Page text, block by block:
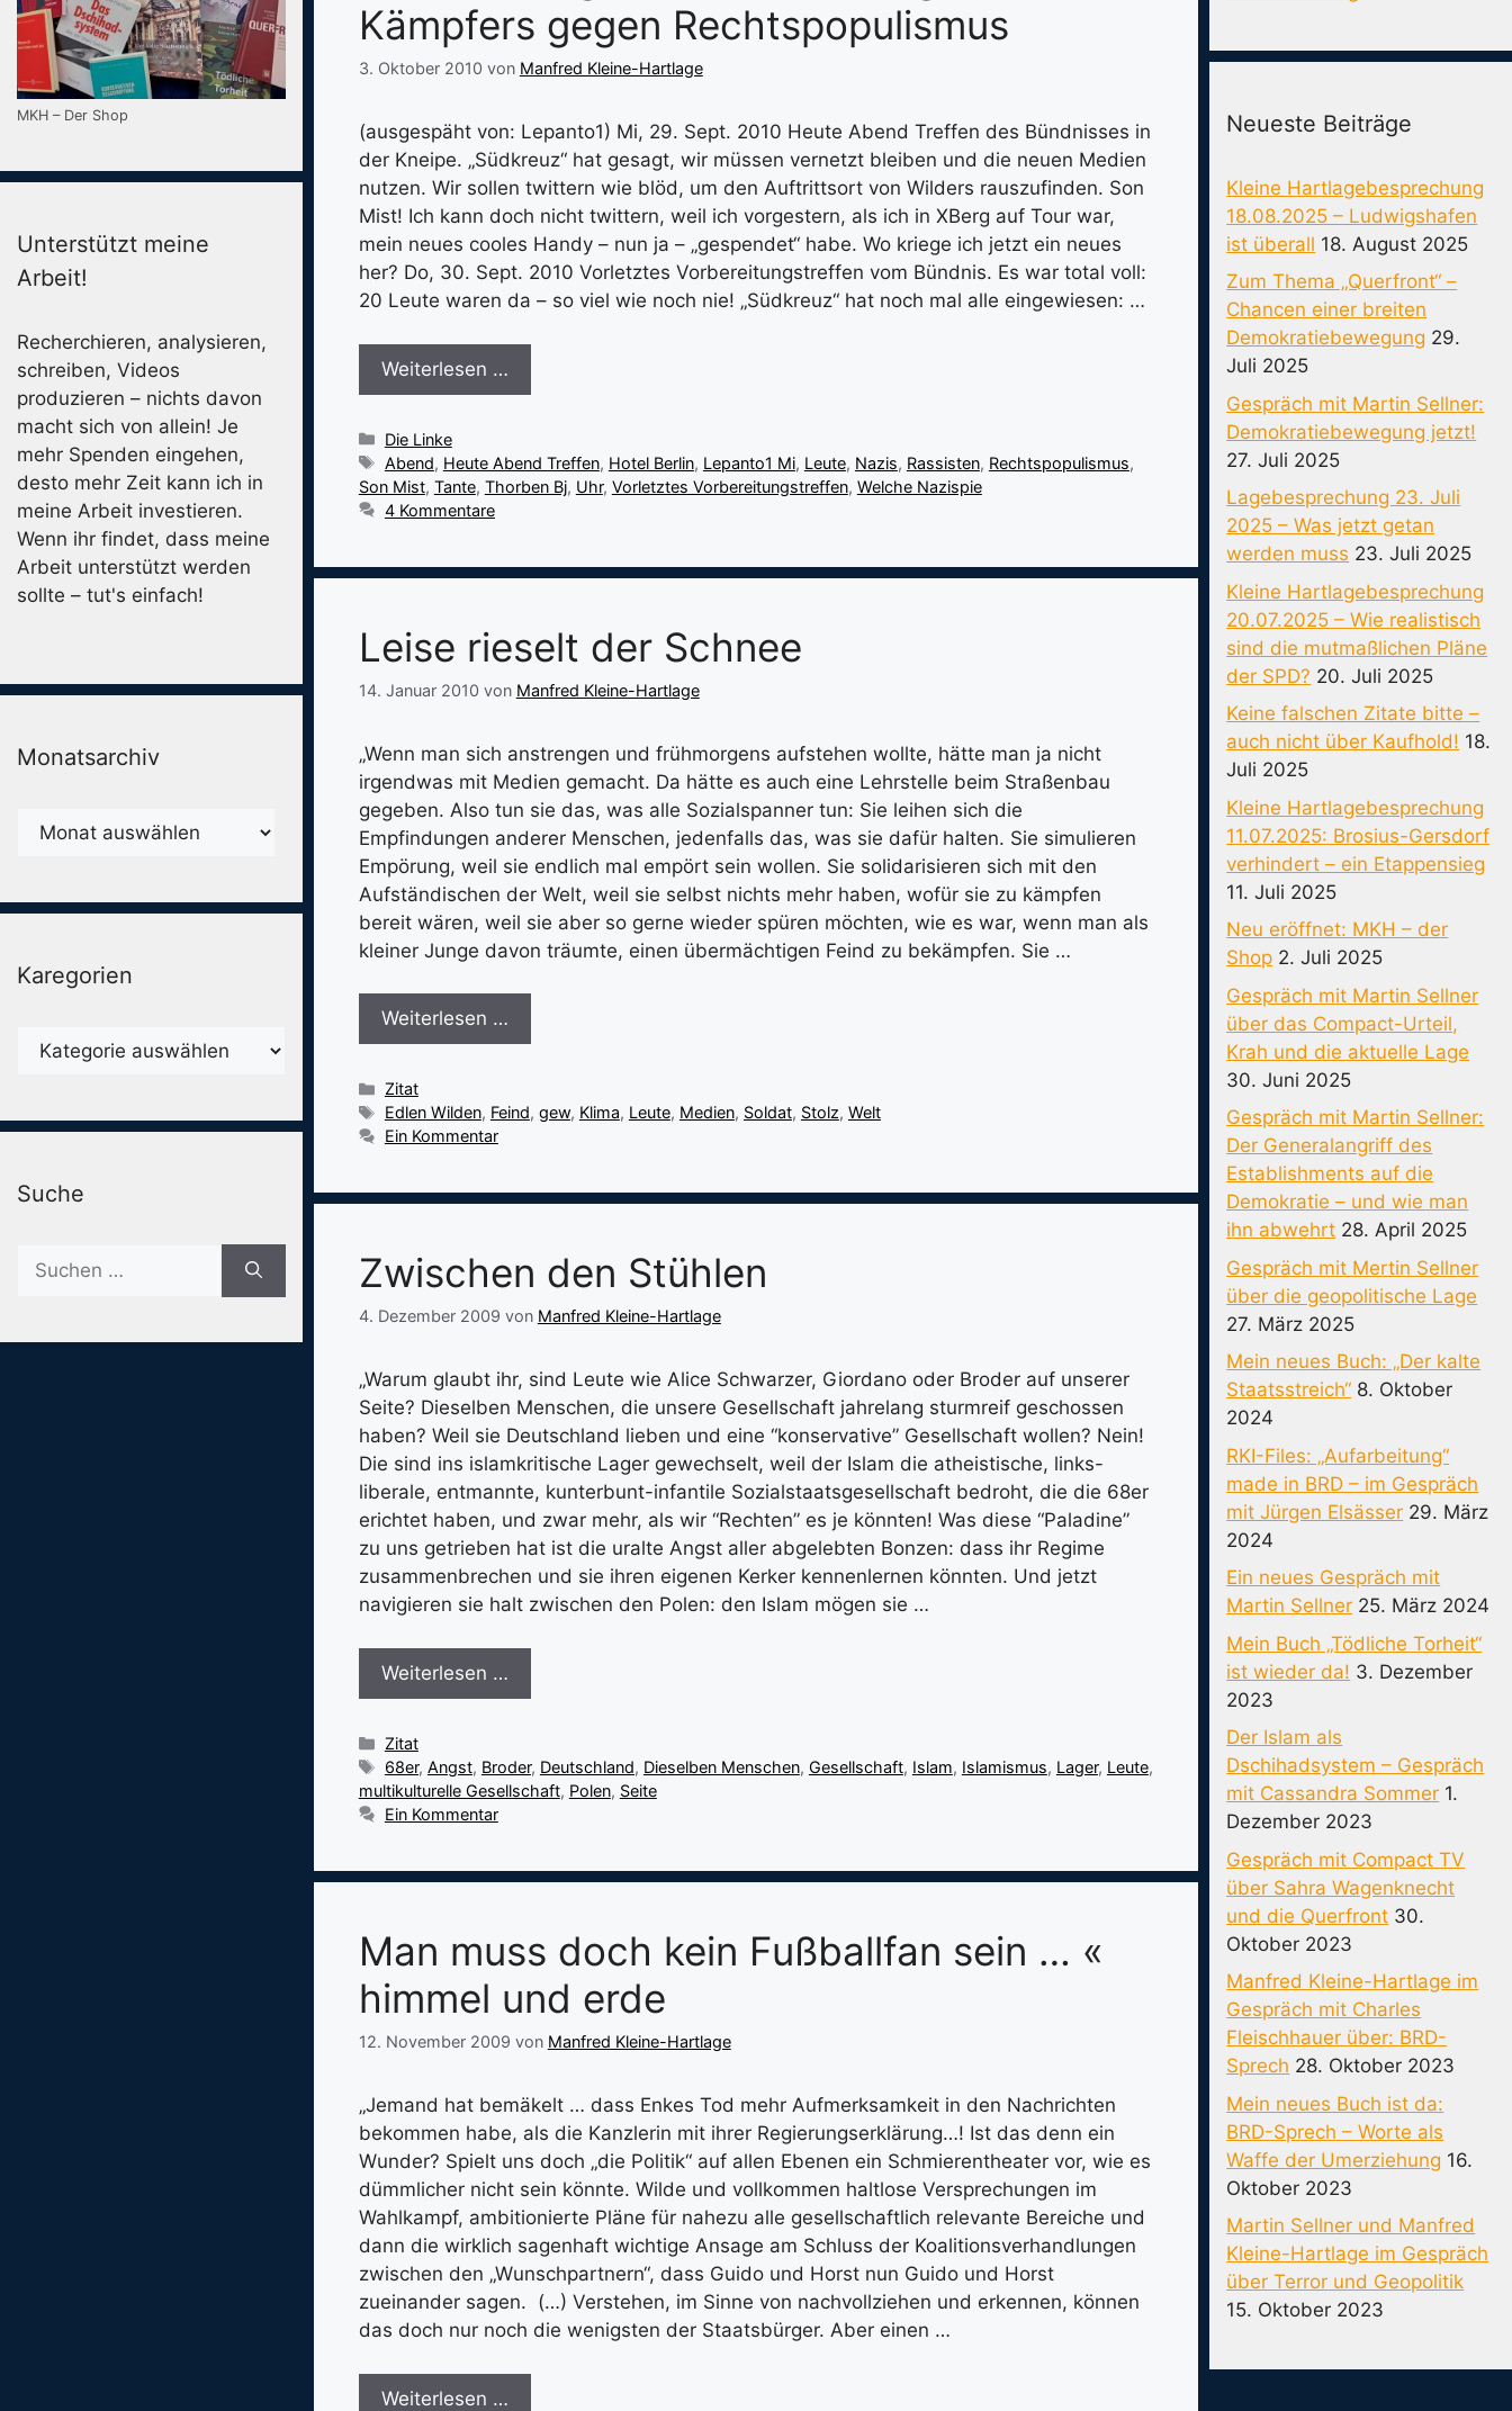
Kämpfers gegen Rechtspopulismus
3. Oktober 2010 von Manfred Kleine-Hartlage
(ausgespäht von: Lepanto1) Mi, 29. Sept. 2010 Heute Abend Treffen des Bündnisses in
der Kneipe. „Südkreuz“ hat gesagt, wir müssen vernetzt bleiben und die neuen Medien
nutzen. Wir sollen twittern wie blöd, um den Auftrittsort von Wilders rauszufinden. Son
Mist! Ich kann doch nicht twittern, weil ich vorgestern, als ich in XBerg auf Tour war,
mein neues cooles Handy – nun ja – „gespendet“ habe. Wo kriege ich jetzt ein neues
her? Do, 30. Sept. 2010 Vorletztes Vorbereitungstreffen vom Bündnis. Es war total voll:
20 Leute waren da – so viel wie noch nie! „Südkreuz“ hat noch mal alle eingewiesen: …
Weiterlesen …
Kategorien
Die Linke
Schlagwörter
Abend, Heute Abend Treffen, Hotel Berlin, Lepanto1 Mi, Leute, Nazis, Rassisten, Rechtspopulismus,
Son Mist, Tante, Thorben Bj, Uhr, Vorletztes Vorbereitungstreffen, Welche Nazispie
4 Kommentare
Leise rieselt der Schnee
14. Januar 2010 von Manfred Kleine-Hartlage
„Wenn man sich anstrengen und frühmorgens aufstehen wollte, hätte man ja nicht
irgendwas mit Medien gemacht. Da hätte es auch eine Lehrstelle beim Straßenbau
gegeben. Also tun sie das, was alle Sozialspanner tun: Sie leihen sich die
Empfindungen anderer Menschen, jedenfalls das, was sie dafür halten. Sie simulieren
Empörung, weil sie endlich mal empört sein wollen. Sie solidarisieren sich mit den
Aufständischen der Welt, weil sie selbst nichts mehr haben, wofür sie zu kämpfen
bereit wären, weil sie aber so gerne wieder spüren möchten, wie es war, wenn man als
kleiner Junge davon träumte, einen übermächtigen Feind zu bekämpfen. Sie …
Weiterlesen …
Kategorien
Zitat
Schlagwörter
Edlen Wilden, Feind, gew, Klima, Leute, Medien, Soldat, Stolz, Welt
Ein Kommentar
Zwischen den Stühlen
4. Dezember 2009 von Manfred Kleine-Hartlage
„Warum glaubt ihr, sind Leute wie Alice Schwarzer, Giordano oder Broder auf unserer
Seite? Dieselben Menschen, die unsere Gesellschaft jahrelang sturmreif geschossen
haben? Weil sie Deutschland lieben und eine “konservative” Gesellschaft wollen? Nein!
Die sind ins islamkritische Lager gewechselt, weil der Islam die atheistische, links-
liberale, entmannte, kunterbunt-infantile Sozialstaatsgesellschaft bedroht, die die 68er
erichtet haben, und zwar mehr, als wir “Rechten” es je könnten! Was diese “Paladine”
zu uns getrieben hat ist die uralte Angst aller abgelebten Bonzen: dass ihr Regime
zusammenbrechen und sie ihren eigenen Kerker kennenlernen könnten. Und jetzt
navigieren sie halt zwischen den Polen: den Islam mögen sie …
Weiterlesen …
Kategorien
Zitat
Schlagwörter
68er, Angst, Broder, Deutschland, Dieselben Menschen, Gesellschaft, Islam, Islamismus, Lager, Leute,
multikulturelle Gesellschaft, Polen, Seite
Ein Kommentar
Man muss doch kein Fußballfan sein … «
himmel und erde
12. November 2009 von Manfred Kleine-Hartlage
„Jemand hat bemäkelt … dass Enkes Tod mehr Aufmerksamkeit in den Nachrichten
bekommen habe, als die Kanzlerin mit ihrer Regierungserklärung…! Ist das denn ein
Wunder? Spielt uns doch „die Politik“ auf allen Ebenen ein Schmierentheater vor, wie es
dümmlicher nicht sein könnte. Wilde und vollkommen haltlose Versprechungen im
Wahlkampf, ambitionierte Pläne für nahezu alle gesellschaftlich relevante Bereiche und
dann die wirklich sagenhaft wichtige Ansage am Schluss der Koalitionsverhandlungen
zwischen den „Wunschpartnern“, dass Guido und Horst nun Guido und Horst
zueinander sagen. (…) Verstehen, im Sinne von nachvollziehen und erkennen, können
das doch nur noch die wenigsten der Staatsbürger. Aber einen …
Weiterlesen …
MKH – Der Shop
Unterstützt meine
Arbeit!
Recherchieren, analysieren,
schreiben, Videos
produzieren – nichts davon
macht sich von allein! Je
mehr Spenden eingehen,
desto mehr Zeit kann ich in
meine Arbeit investieren.
Wenn ihr findet, dass meine
Arbeit unterstützt werden
sollte – tut's einfach!
Monatsarchiv
Monatsarchiv
Karegorien
Karegorien
Suche
nach:
Neueste Beiträge
Kleine Hartlagebesprechung
18.08.2025 – Ludwigshafen
ist überall 18. August 2025
Zum Thema „Querfront“ –
Chancen einer breiten
Demokratiebewegung 29.
Juli 2025
Gespräch mit Martin Sellner:
Demokratiebewegung jetzt!
27. Juli 2025
Lagebesprechung 23. Juli
2025 – Was jetzt getan
werden muss 23. Juli 2025
Kleine Hartlagebesprechung
20.07.2025 – Wie realistisch
sind die mutmaßlichen Pläne
der SPD? 20. Juli 2025
Keine falschen Zitate bitte –
auch nicht über Kaufhold! 18.
Juli 2025
Kleine Hartlagebesprechung
11.07.2025: Brosius-Gersdorf
verhindert – ein Etappensieg
11. Juli 2025
Neu eröffnet: MKH – der
Shop 2. Juli 2025
Gespräch mit Martin Sellner
über das Compact-Urteil,
Krah und die aktuelle Lage
30. Juni 2025
Gespräch mit Martin Sellner:
Der Generalangriff des
Establishments auf die
Demokratie – und wie man
ihn abwehrt 28. April 2025
Gespräch mit Mertin Sellner
über die geopolitische Lage
27. März 2025
Mein neues Buch: „Der kalte
Staatsstreich“ 8. Oktober
2024
RKI-Files: „Aufarbeitung“
made in BRD – im Gespräch
mit Jürgen Elsässer 29. März
2024
Ein neues Gespräch mit
Martin Sellner 25. März 2024
Mein Buch „Tödliche Torheit“
ist wieder da! 3. Dezember
2023
Der Islam als
Dschihadsystem – Gespräch
mit Cassandra Sommer 1.
Dezember 2023
Gespräch mit Compact TV
über Sahra Wagenknecht
und die Querfront 30.
Oktober 2023
Manfred Kleine-Hartlage im
Gespräch mit Charles
Fleischhauer über: BRD-
Sprech 28. Oktober 2023
Mein neues Buch ist da:
BRD-Sprech – Worte als
Waffe der Umerziehung 16.
Oktober 2023
Martin Sellner und Manfred
Kleine-Hartlage im Gespräch
über Terror und Geopolitik
15. Oktober 2023